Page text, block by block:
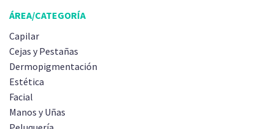
ÁREA/CATEGORÍA
Capilar
Cejas y Pestañas
Dermopigmentación
Estética
Facial
Manos y Uñas